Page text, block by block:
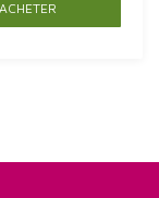
ACHETER